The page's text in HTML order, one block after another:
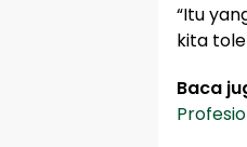
“Itu
kita
Baca